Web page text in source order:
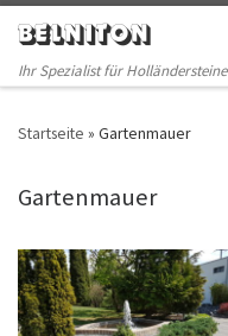
Skip to content
BELNITON
Ihr Spezialist für Holländersteine
Startseite » Gartenmauer
Gartenmauer